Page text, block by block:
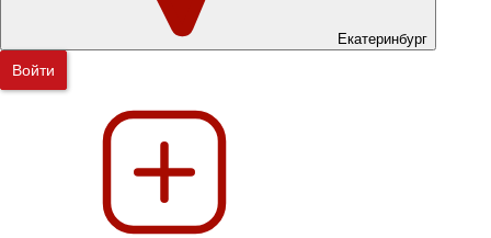
Екатеринбург
Войти